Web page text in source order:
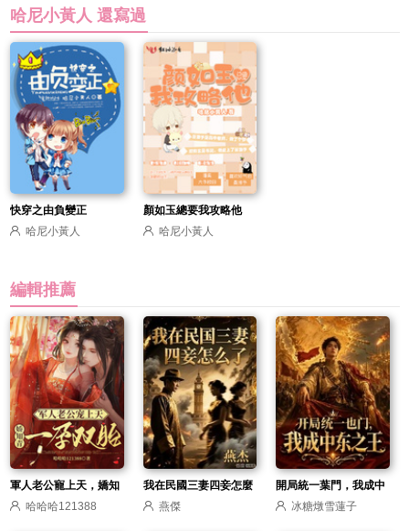
哈尼小黃人 還寫過
快穿之由負變正
哈尼小黃人
顏如玉總要我攻略他
哈尼小黃人
編輯推薦
軍人老公寵上天，嬌知
青一孕雙胎
哈哈哈121388
我在民國三妻四妾怎麼
了 燕傑
開局統一葉門，我成中
東之王冰糖燉雪蓮子